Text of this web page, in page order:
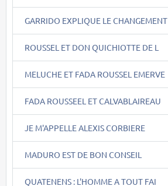
GARRIDO EXPLIQUE LE CHANGEMENT
ROUSSEL ET DON QUICHIOTTE DE L
MELUCHE ET FADA ROUSSEL EMERVE
FADA ROUSSEEL ET CALVABLAIREAU
JE M'APPELLE ALEXIS CORBIERE
MADURO EST DE BON CONSEIL
QUATENENS : L'HOMME A TOUT FAI